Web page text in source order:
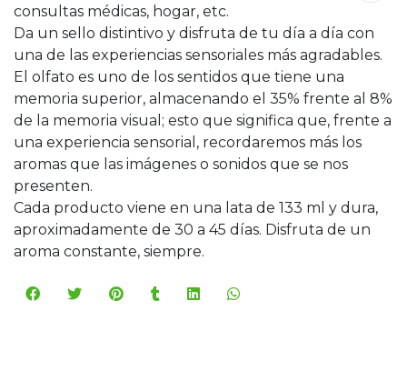
consultas médicas, hogar, etc.
Da un sello distintivo y disfruta de tu día a día con
una de las experiencias sensoriales más agradables.
El olfato es uno de los sentidos que tiene una
memoria superior, almacenando el 35% frente al 8%
de la memoria visual; esto que significa que, frente a
una experiencia sensorial, recordaremos más los
aromas que las imágenes o sonidos que se nos
presenten.
Cada producto viene en una lata de 133 ml y dura,
aproximadamente de 30 a 45 días. Disfruta de un
aroma constante, siempre.